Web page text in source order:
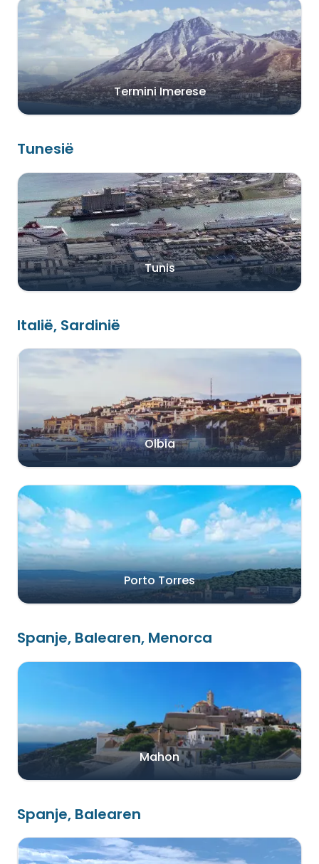
Termini Imerese
Tunesië
Tunis
Italië, Sardinië
Olbia
Porto Torres
Spanje, Balearen, Menorca
Mahon
Spanje, Balearen